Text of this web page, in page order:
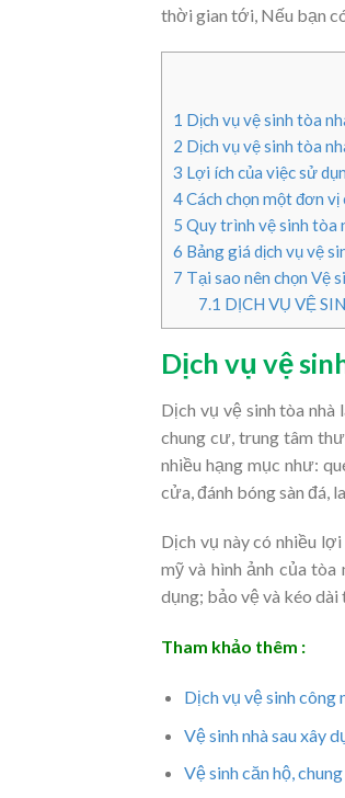
thời gian tới, Nếu bạn
1 Dịch vụ vệ sinh tòa
2 Dịch vụ vệ sinh tòa
3 Lợi ích của việc sử
4Cách chọn một đơn vị
5 Quy trình vệ sinh tòa
6 Bảng giá dịch vụ vệ
7 Tại sao nên chọn Vệ
7.1 DỊCH VỤ VỆ
Dịch vụ vệ
Dịch vụ vệ sinh tòa nhà
chung cư, trung tâm
nhiều hạng mục như:
cửa, đánh bóng sàn đá,
Dịch vụ này có nhiều
mỹ và hình ảnh của
dụng; bảo vệ và kéo
Tham khảo thêm :
Dịch vụ vệ sinh công
Vệ sinh nhà sau xây
Vệ sinh căn hộ,